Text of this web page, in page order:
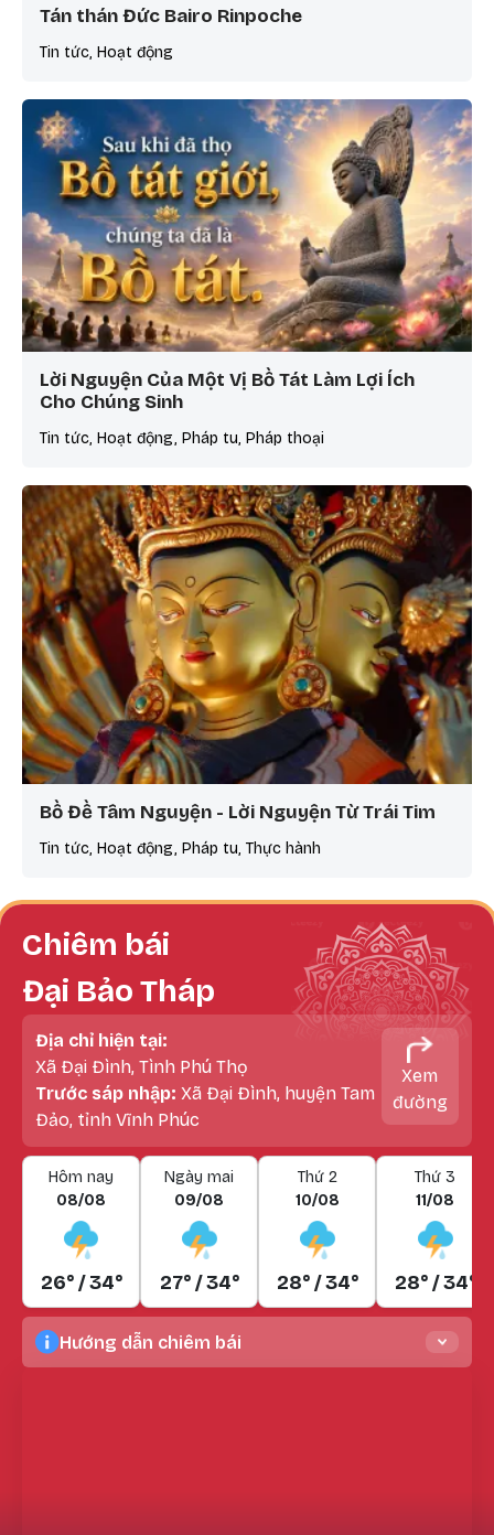
Tán thán Đức Bairo Rinpoche
Tin tức, Hoạt động
Lời Nguyện Của Một Vị Bồ Tát Làm Lợi Ích
Cho Chúng Sinh
Tin tức, Hoạt động, Pháp tu, Pháp thoại
Bồ Đề Tâm Nguyện - Lời Nguyện Từ Trái Tim
Tin tức, Hoạt động, Pháp tu, Thực hành
Chiêm bái
Đại Bảo Tháp
Địa chỉ hiện tại:
Xã Đại Đình, Tình Phú Thọ
Trước sáp nhập: Xã Đại Đình, huyện Tam
Đảo, tỉnh Vĩnh Phúc
Xem
đường
Hôm nay
08/08
26° / 34°
Ngày mai
09/08
27° / 34°
Thứ 2
10/08
28° / 34°
Thứ 3
11/08
28° / 34°
Hướng dẫn chiêm bái